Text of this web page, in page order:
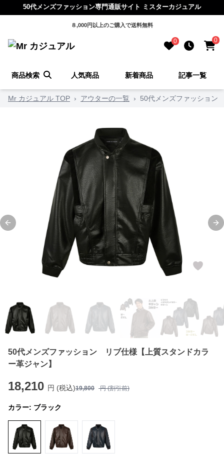
50代メンズファッション専門通販サイト ミスターカジュアル
８,000円以上のご購入で送料無料
0 0
商品検索 人気商品 新着商品 記事一覧
Mr カジュアル TOP › アウターの一覧 › 50代メンズファッション
Previous slide
50代メンズファッション リブ仕様【上質スタンドカラ
ー革ジャン】
18,210 円 (税込)19,800 円 (割引前)
カラー: ブラック